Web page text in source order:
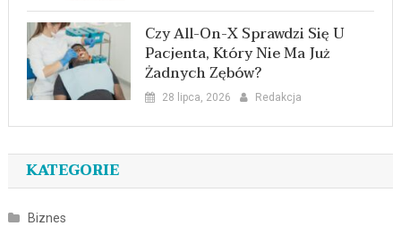
Czy All-On-X Sprawdzi Się U
Pacjenta, Który Nie Ma Już
Żadnych Zębów?
28 lipca, 2026 Redakcja
KATEGORIE
Biznes